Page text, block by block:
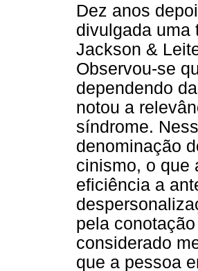
Dez anos
divulgada uma
Jackson &
Observou-se
dependendo
notou a
síndrome.
denominação
cinismo, o que
eficiência a
pela
considerado
que a pessoa